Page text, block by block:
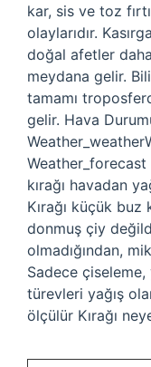
kar, sis ve toz
olaylarıdır.
doğal afetler
meydana gelir.
tamamı
gelir. Hava
Weather_forecast
kırağı havadan
Kırağı küçük
donmuş çiy
olmadığından,
Sadece
türevleri yağış
ölçülür Kırağı